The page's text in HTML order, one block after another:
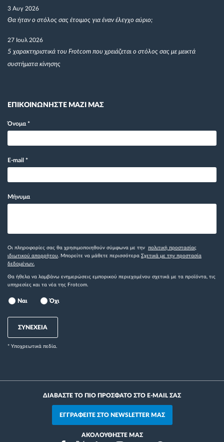
3 Αυγ 2026
Θα ήταν ο στόλος σας έτοιμος για έναν έλεγχο αύριο;
27 Ιουλ 2026
5 χαρακτηριστικά του Frotcom που χρειάζεται ο στόλος σας με μεικτά
συστήματα κίνησης
ΕΠΙΚΟΙΝΩΝΗΣΤΕ ΜΑΖΙ ΜΑΣ
Όνομα *
E-mail *
Μήνυμα
Οι πληροφορίες σας θα χρησιμοποιηθούν σύμφωνα με την πολιτική προστασίας
ιδιωτικού απορρήτου . Μπορείτε να μάθετε περισσότερα Σχετικά με την προστασία
δεδομένων.
Θα ήθελα να λαμβάνω ενημερώσεις εμπορικού περιεχομένου σχετικά με τα προϊόντα, τις
υπηρεσίες και τα νέα της Frotcom.
Ναι Όχι
ΣΥΝΕΧΕΙΑ
* Yποχρεωτικά πεδία.
ΔΙΑΒΑΣΤΕ ΤΟ ΠΙΟ ΠΡΟΣΦΑΤΟ ΣΤΟ E-MAIL ΣΑΣ
ΕΓΓΡΑΦΕΙΤΕ ΣΤΟ NEWSLETTER ΜΑΣ
ΑΚΟΛΟΥΘΗΣΤΕ ΜΑΣ